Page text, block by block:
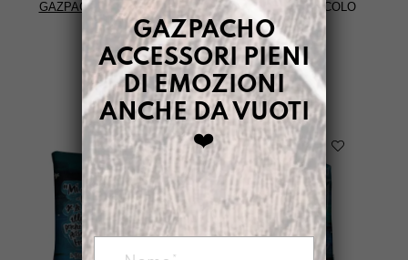
GAZPACHO > TI RACCONTO UNA STORIA >IL PICCOLO
FILTRI
GAZPACHO
ACCESSORI PIENI
DI EMOZIONI
ANCHE DA VUOTI
❤️